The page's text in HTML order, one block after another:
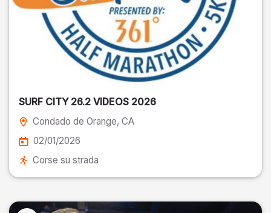
SURF CITY 26.2 VIDEOS 2026
Condado de Orange, CA
02/01/2026
Corse su strada